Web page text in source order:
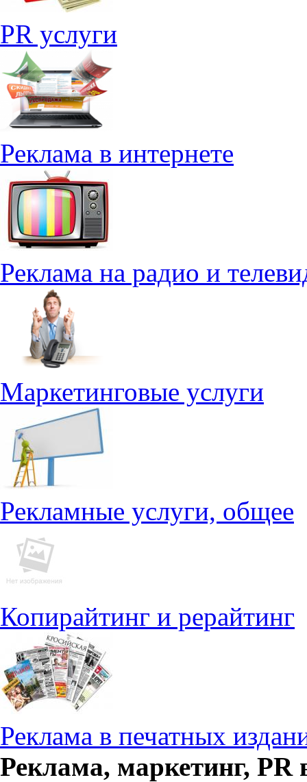
PR услуги
Реклама в интернете
Реклама на радио и
Маркетинговые услуги
Рекламные услуги, общее
Копирайтинг и рерайтинг
Реклама в печатных
Реклама, маркетинг,